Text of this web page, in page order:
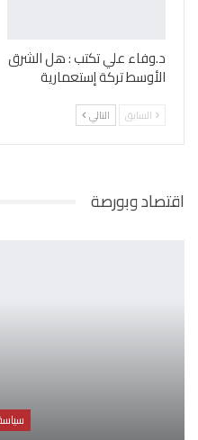
د.وفاء علي تكتب : هل الشرق
الأوسط تركة إستعمارية
السابق التالي
اقتصاد وبورصة